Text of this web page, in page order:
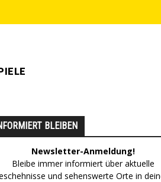
BLEIBEN
Newsletter-Anmeldung!
Bleibe immer informiert über aktuelle
und sehenswerte Orte in